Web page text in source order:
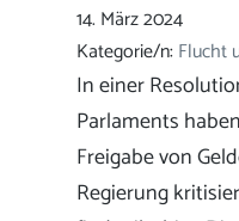
14. März 2024
Kategorie/n:Flucht
In einer
Parlaments
Freigabe von
Regierung